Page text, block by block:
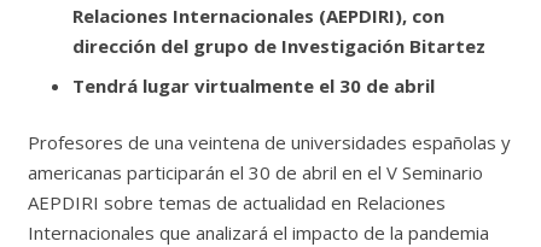
Relaciones Internacionales (AEPDIRI), con
dirección del grupo de Investigación Bitartez
Tendrá lugar virtualmente el 30 de abril
Profesores de una veintena de universidades españolas y
americanas participarán el 30 de abril en el V Seminario
AEPDIRI sobre temas de actualidad en Relaciones
Internacionales que analizará el impacto de la pandemia